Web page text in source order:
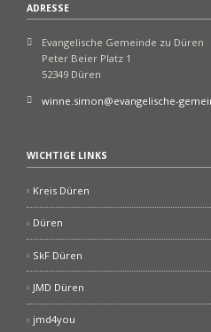
ADRESSE
Evangelische Gemeinde zu Düren
Peter Beier Platz 1
52349 Düren
winne.simon@evangelische-
WICHTIGE LINKS
Kreis Düren
Düren
SkF Düren
JMD Düren
jmd4you